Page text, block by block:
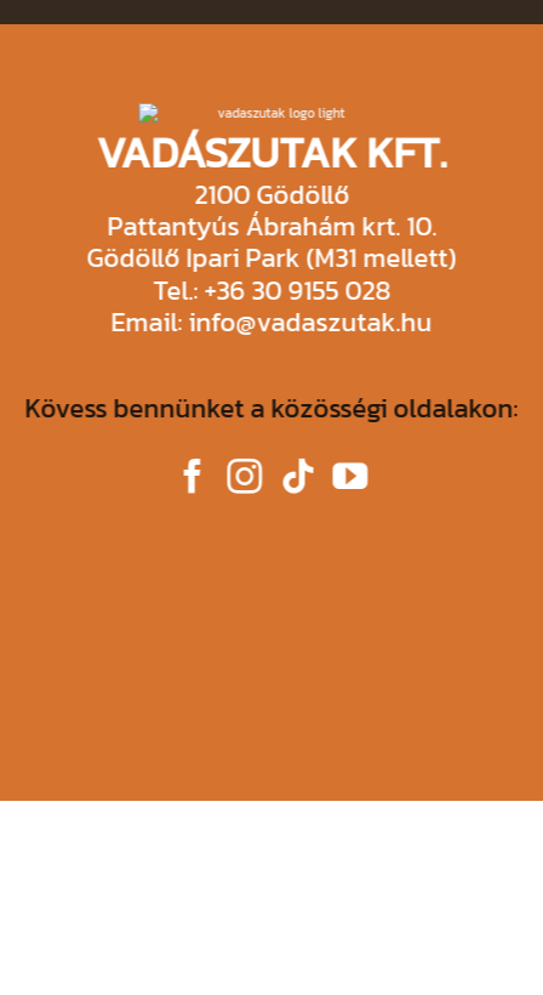
VADÁSZUTAK KFT.
2100 Gödöllő
Pattantyús Ábrahám krt. 10.
Gödöllő Ipari Park (M31 mellett)
Tel.: +36 30 9155 028
Email: info@vadaszutak.hu
Kövess bennünket a közösségi oldalakon: